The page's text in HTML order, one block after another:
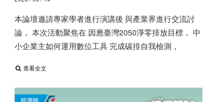
本論壇邀請專家學者進行演講後 與產業界進行交流討
論， 本次活動聚焦在 因應臺灣2050淨零排放目標， 中
小企業主如何運用數位工具 完成碳排自我檢測，
查看全文